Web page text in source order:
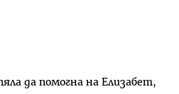
да помогна на Елизабет,